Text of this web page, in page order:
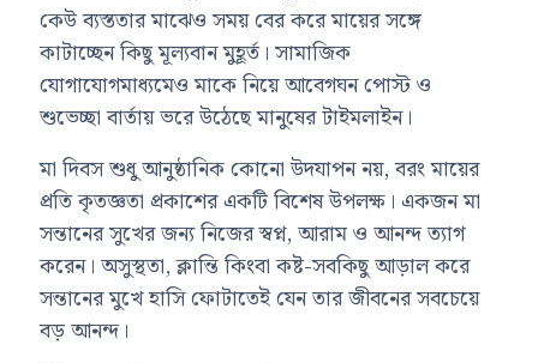
কেউ ব্যস্ততার মাঝেও সময় বের করে মায়ের সঙ্গে
কাটাচ্ছেন কিছু মূল্যবান মুহূর্ত। সামাজিক
যোগাযোগমাধ্যমেও মাকে নিয়ে আবেগঘন পোস্ট ও
শুভেচ্ছা বার্তায় ভরে উঠেছে মানুষের টাইমলাইন।
মা দিবস শুধু আনুষ্ঠানিক কোনো উদযাপন নয়, বরং মায়ের
প্রতি কৃতজ্ঞতা প্রকাশের একটি বিশেষ উপলক্ষ। একজন মা
সন্তানের সুখের জন্য নিজের স্বপ্ন, আরাম ও আনন্দ ত্যাগ
করেন। অসুস্থতা, ক্লান্তি কিংবা কষ্ট-সবকিছু আড়াল করে
সন্তানের মুখে হাসি ফোটাতেই যেন তার জীবনের সবচেয়ে
বড় আনন্দ।